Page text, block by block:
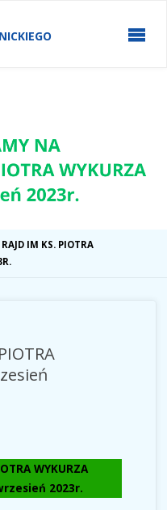
RAJD IM KS. PIOTRA
WYKURZA
2023r.